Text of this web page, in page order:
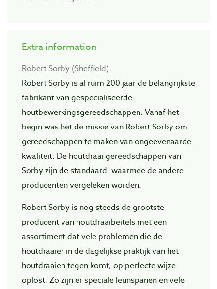
Extra information
Robert Sorby (Sheffield)
Robert Sorby is al ruim 200 jaar de belangrijkste
fabrikant van gespecialiseerde
houtbewerkingsgereedschappen. Vanaf het
begin was het de missie van Robert Sorby om
gereedschappen te maken van ongeëvenaarde
kwaliteit. De houtdraai gereedschappen van
Sorby zijn de standaard, waarmee de andere
producenten vergeleken worden.
Robert Sorby is nog steeds de grootste
producent van houtdraaibeitels met een
assortiment dat vele problemen die de
houtdraaier in de dagelijkse praktijk van het
houtdraaien tegen komt, op perfecte wijze
oplost. Zo zijn er speciale leunspanen en vele